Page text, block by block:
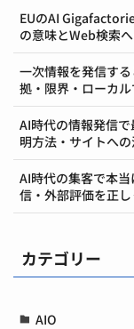
EUのAI
の意味とWeb検索
一次情報を発信す
拠・限界・ローカ
AI時代の情報発信
明方法・サイトへ
AI時代の集客で本
信・外部評価を正
カテゴリー
AIO